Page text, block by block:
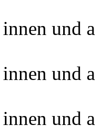
und
und
und